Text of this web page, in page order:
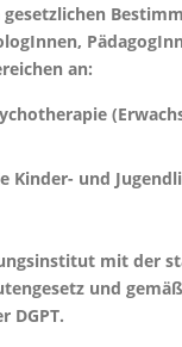
an:
Kinder- und
mit der
und
DGPT.